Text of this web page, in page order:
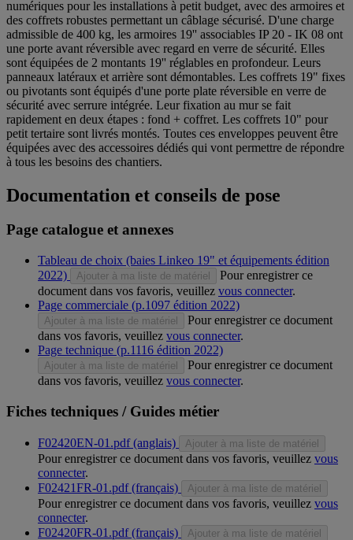
numériques pour les installations à petit budget, avec des armoires et
des coffrets robustes permettant un câblage sécurisé. D'une charge
admissible de 400 kg, les armoires 19'' associables IP 20 - IK 08 ont
une porte avant réversible avec regard en verre de sécurité. Elles
sont équipées de 2 montants 19'' réglables en profondeur. Leurs
panneaux latéraux et arrière sont démontables. Les coffrets 19" fixes
ou pivotants sont équipés d'une porte plate réversible en verre de
sécurité avec serrure intégrée. Leur fixation au mur se fait
rapidement en deux étapes : fond + coffret. Les coffrets 10" pour
petit tertaire sont livrés montés. Toutes ces enveloppes peuvent être
équipées avec des accessoires dédiés qui vont permettre de répondre
à tous les besoins des chantiers.
Documentation et conseils de pose
Page catalogue et annexes
Tableau de choix (baies Linkeo 19" et équipements édition
2022)
Ajouter à ma liste de matériel
Pour enregistrer ce
document dans vos favoris, veuillez vous connecter.
Page commerciale (p.1097 édition 2022)
Ajouter à ma liste de matériel
Pour enregistrer ce document
dans vos favoris, veuillez vous connecter.
Page technique (p.1116 édition 2022)
Ajouter à ma liste de matériel
Pour enregistrer ce document
dans vos favoris, veuillez vous connecter.
Fiches techniques / Guides métier
F02420EN-01.pdf (anglais) Ajouter à ma liste de matériel
Pour enregistrer ce document dans vos favoris, veuillez vous
connecter.
F02421FR-01.pdf (français)
Ajouter à ma liste de matériel
Pour enregistrer ce document dans vos favoris, veuillez vous
connecter.
F02420FR-01.pdf (français)
Ajouter à ma liste de matériel